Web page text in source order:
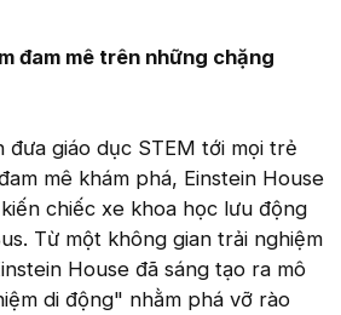
đam mê trên những chặng
đưa giáo dục STEM tới mọi trẻ
mê khám phá, Einstein House
chiếc xe khoa học lưu động
Từ một không gian trải nghiệm
House đã sáng tạo ra mô
di động" nhằm phá vỡ rào